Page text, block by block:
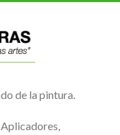
de la pintura.